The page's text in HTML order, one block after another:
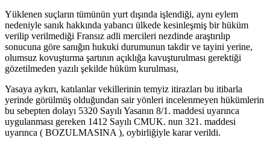
Yüklenen suçların tümünün yurt dışında işlendiği, aynı eylem
nedeniyle sanık hakkında yabancı ülkede kesinleşmiş bir hüküm
verilip verilmediği Fransız adli mercileri nezdinde araştırılıp
sonucuna göre sanığın hukuki durumunun takdir ve tayini yerine,
olumsuz kovuşturma şartının açıklığa kavuşturulması gerektiği
gözetilmeden yazılı şekilde hüküm kurulması,
Yasaya aykırı, katılanlar vekillerinin temyiz itirazları bu itibarla
yerinde görülmüş olduğundan sair yönleri incelenmeyen hükümlerin
bu sebepten dolayı 5320 Sayılı Yasanın 8/1. maddesi uyarınca
uygulanması gereken 1412 Sayılı CMUK. nun 321. maddesi
uyarınca ( BOZULMASINA ), oybirliğiyle karar verildi.